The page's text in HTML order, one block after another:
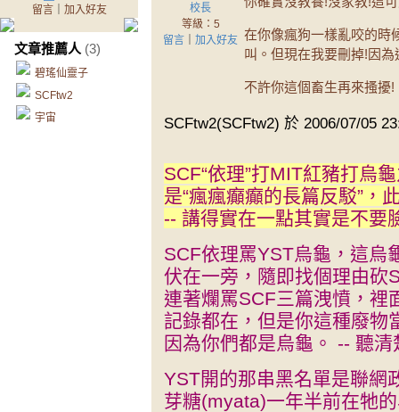
留言｜ 加入好友
文章推薦人 (3)
碧瑤仙靈子
SCFtw2
宇宙
校長
等級：5
留言
加入好友 在你像瘋狗一樣亂咬的時
叫。但現在我要刪掉!因
不許你這個畜生再來搔擾!
SCFtw2(SCFtw2) 於 2006/07/05
SCF“依理”打MIT紅豬打烏
是“瘋瘋癲癲的長篇反駁”，
-- 講得實在一點其實是不要
SCF依理罵YST烏龜，這烏
伏在一旁，隨即找個理由砍
連著爛罵SCF三篇洩憤，裡
記錄都在，但是你這種廢物
因為你們都是烏龜。 -- 聽
YST開的那串黑名單是聯網
芽糖(myata)一年半前在牠